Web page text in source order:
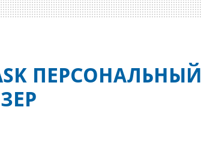
ПЕРСОНАЛЬНЫЙ